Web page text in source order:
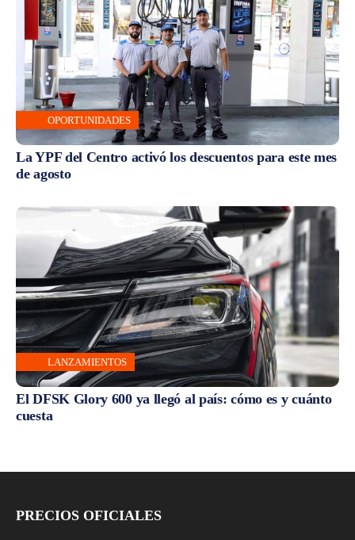
OPORTUNIDADES
La YPF del Centro activó los descuentos para este mes
de agosto
LANZAMIENTOS
El DFSK Glory 600 ya llegó al país: cómo es y cuánto
cuesta
PRECIOS OFICIALES